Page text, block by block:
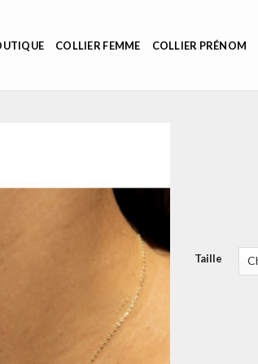
COLLIER FEMME COLLIER PRÉNOM
Taille